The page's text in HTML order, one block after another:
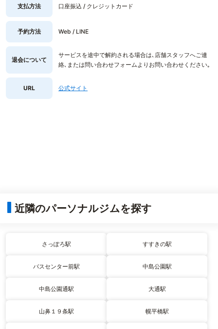
支払方法 口座振込 / クレジットカード
予約方法 Web / LINE
退会について
サービスを途中で解約される場合は､店舗スタッフへご連
絡､または問い合わせフォームよりお問い合わせください｡
URL 公式サイト
近隣のパーソナルジムを探す
さっぽろ駅 すすきの駅
バスセンター前駅 中島公園駅
中島公園通駅 大通駅
山鼻１９条駅 幌平橋駅